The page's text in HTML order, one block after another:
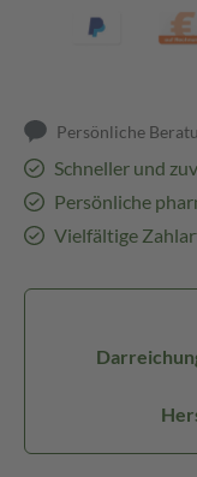
Persönliche
Schneller und
Persönliche
Vielfältige